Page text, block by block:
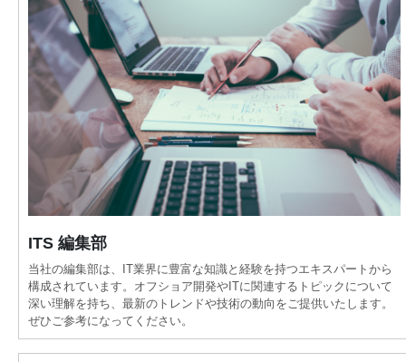
ITS 編集部
当社の編集部は、IT業界に豊富な知識と経験を持つエキスパートから
構成されています。オフショア開発やITに関連するトピックについて
深い理解を持ち、最新のトレンドや技術の動向をご提供いたします。
ぜひご参考になってください。